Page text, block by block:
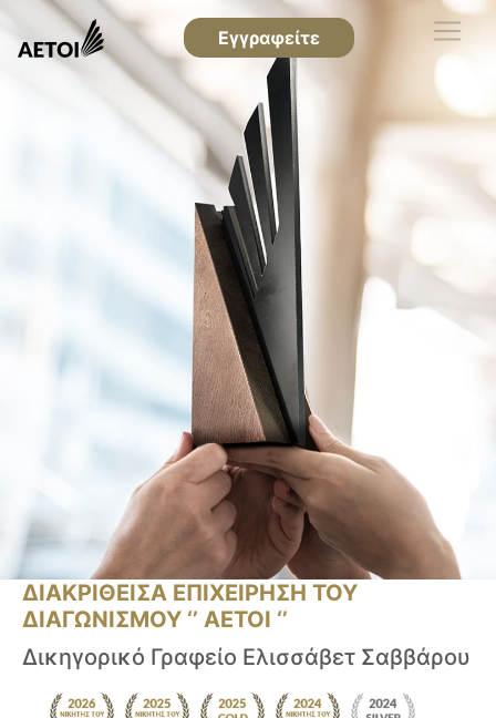
Εγγραφείτε
ΔΙΑΚΡΙΘΕΙΣΑ ΕΠΙΧΕΙΡΗΣΗ ΤΟΥ
ΔΙΑΓΩΝΙΣΜΟΥ ‘’ ΑΕΤΟΙ ‘’
Δικηγορικό Γραφείο Ελισσάβετ Σαββάρου